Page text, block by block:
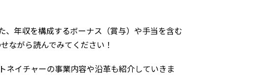
年収を構成するボーナス（賞与）や手当を含む
ながら読んでみてください！
ネイチャーの事業内容や沿革も紹介していきま